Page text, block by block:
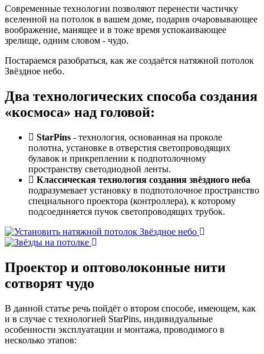
Современные технологии позволяют перенести частичку
вселенной на потолок в вашем доме, подарив очаровывающее
воображение, манящее и в тоже время успокаивающее
зрелище, одним словом - чудо.
Постараемся разобраться, как же создаётся натяжной потолок
Звёздное небо.
Два технологических способа создания
«космоса» над головой:
StarPins - технология, основанная на проколе
полотна, установке в отверстия светопроводящих
булавок и прикреплении к подпотолочному
пространству светодиодной ленты.
Классическая технология создания звёздного неба
подразумевает установку в подпотолочное пространство
специального проектора (контроллера), к которому
подсоединяется пучок светопроводящих трубок.
Проектор и оптоволоконные нити
сотворят чудо
В данной статье речь пойдёт о втором способе, имеющем, как
и в случае с технологией StarPins, индивидуальные
особенности эксплуатации и монтажа, проводимого в
несколько этапов: